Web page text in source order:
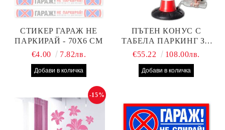
СТИКЕР ГАРАЖ НЕ
ПАРКИРАЙ - 70Х6 СМ
€4.00
7.82лв.
ПЪТЕН КОНУС С
ТАБЕЛА ПАРКИНГ ЗА
КЛИЕНТИ
€55.22 108.00лв.
-15%